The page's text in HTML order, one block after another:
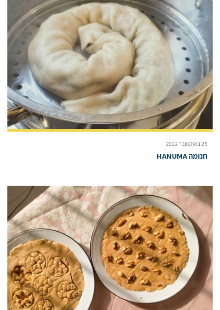
25 באוקטובר 2022
חנומה HANUMA